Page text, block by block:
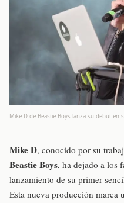
Mike D de Beastie Boys lanza su debut en
Mike D, conocido por su
Beastie Boys, ha dejado a los
lanzamiento de su primer
Esta nueva producción marca